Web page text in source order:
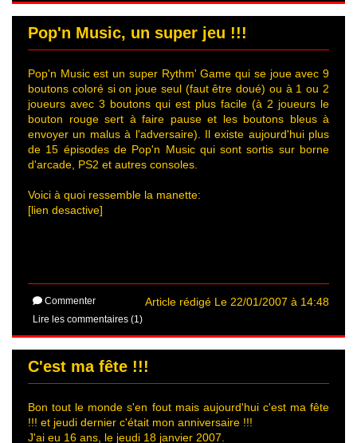
Pop'n Music, un super jeu !!!
Pop'n Music est un super Rythm' Game qui se joue avec 9
boutons coloré si on joue seul (faut être doué) ou à 1 ou 2
joueurs avec 3 boutons qui est plus facile (à 2 joueurs le
bouton rouge sert à faire pause et les boutons bleus à
envoyer un malus à l'adversaire). Il existe aujourd'hui plus
de 15 épisodes de Pop'n Music qui sont sortis sur borne
d'arcade, PS2 et autres consoles.
Voici à quoi ressemble la manette:
[lien desactive]
Article rédigé Le 22/01/2007 à 14:48
Commenter
Lire les commentaires (1)
C'est ma fête !!!
Bon tout le monde s'en fout mais aujourd'hui c'est ma fête
!!! et jeudi dernier c'était mon anniversaire !!!
J'ai eu 16 ans, le jeudi 18 janvier 2007.